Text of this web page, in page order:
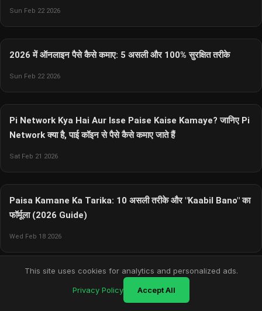
This site uses cookies for analytics and personalized ads.
Privacy Policy Accept All
Sun Feb 22 2026
2026 में ऑनलाइन पैसे कैसे कमाए: 5 असली और 100% सुरक्षित तरीके
Sun Feb 22 2026
Pi Network Kya Hai Aur Isse Paise Kaise Kamaye? जानिए Pi
Network क्या है, पाई कॉइन से पैसे कैसे कमाए जाते हैं
Sat Feb 21 2026
Paisa Kamane Ka Tarika: 10 असली तरीके और "Kaabil Bano" का
फॉर्मूला (2026 Guide)
Wed Feb 18 2026
Own House vs Rented House: खुद का घर लेना सही या किराए पर